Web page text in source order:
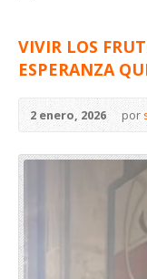
VIVIR LOS
ESPERANZA
2 enero, 2026 por